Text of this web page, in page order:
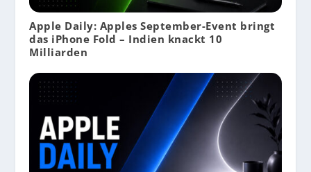
Apple Daily: Apples September-Event bringt
das iPhone Fold – Indien knackt 10
Milliarden